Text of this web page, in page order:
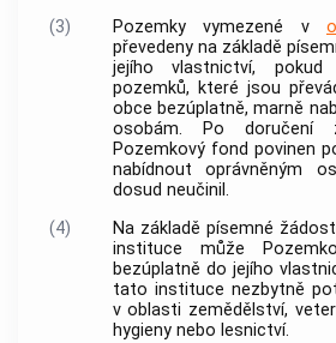
(3)
Pozemky vymezené v
převedeny na základě
jejího vlastnictví,
pozemků, které jsou
obce bezúplatně, marně
osobám. Po doručení
Pozemkový fond povinen
nabídnout oprávněným
dosud neučinil.
(4)
Na základě písemné
instituce může
bezúplatně do jejího
tato instituce nezbytně
v oblasti zemědělství,
hygieny nebo lesnictví.